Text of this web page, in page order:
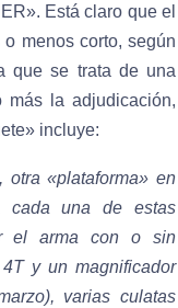
Está claro que el
menos corto, según
que se trata de una
más la adjudicación,
incluye:
otra «plataforma» en
cada una de estas
el arma con o sin
y un magnificador
varias culatas